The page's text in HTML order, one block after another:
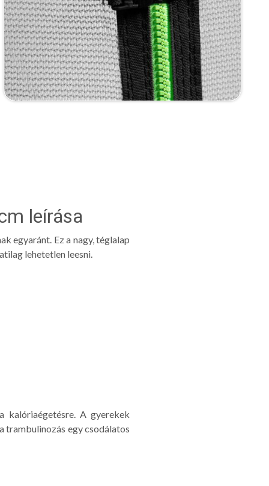
leírása
egyaránt. Ez a nagy, téglalap
lehetetlen leesni.
kalóriaégetésre. A gyerekek
trambulinozás egy csodálatos